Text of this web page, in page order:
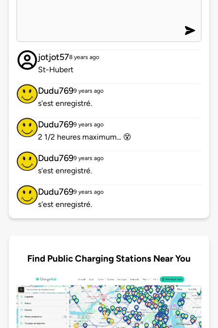
jotjot578 years ago
St-Hubert
Dudu7699 years ago
s'est enregistré.
Dudu7699 years ago
2 1/2 heures maximum... 😵
Dudu7699 years ago
s'est enregistré.
Dudu7699 years ago
s'est enregistré.
Find Public Charging Stations Near You